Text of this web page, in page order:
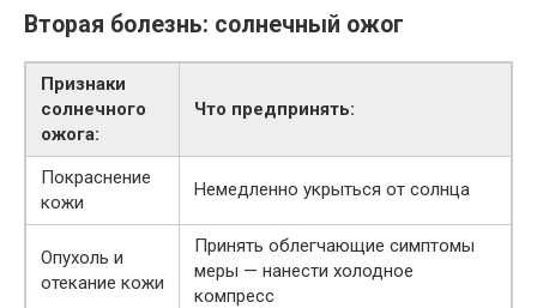
Вторая болезнь: солнечный ожог
Признаки
солнечного
ожога:
Что предпринять:
Покраснение
кожи
Немедленно укрыться от солнца
Опухоль и
отекание кожи
Принять облегчающие симптомы
меры — нанести холодное
компресс